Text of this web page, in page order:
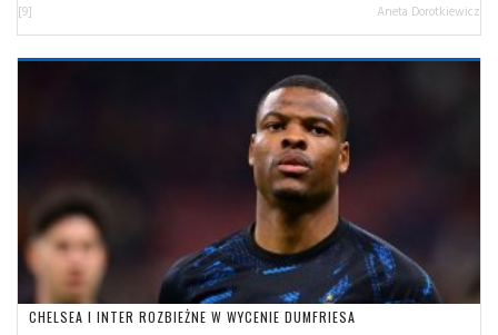
[9] Aneta Dorotkiewicz
CHELSEA I INTER ROZBIEŻNE W WYCENIE DUMFRIESA